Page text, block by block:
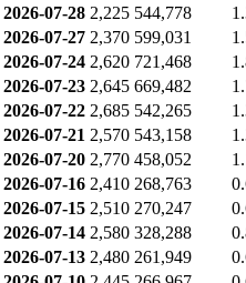
2026-07-28 2,225 544,778
2026-07-27 2,370 599,031
2026-07-24 2,620 721,468
2026-07-23 2,645 669,482
2026-07-22 2,685 542,265
2026-07-21 2,570 543,158
2026-07-20 2,770 458,052
2026-07-16 2,410 268,763
2026-07-15 2,510 270,247
2026-07-14 2,580 328,288
2026-07-13 2,480 261,949